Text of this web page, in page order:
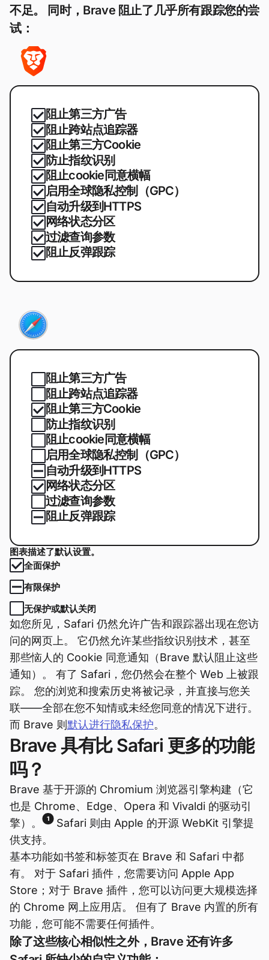
不足。 同时，Brave 阻止了几乎所有跟踪您的尝
试：
阻止第三方广告
阻止跨站点追踪器
阻止第三方Cookie
防止指纹识别
阻止cookie同意横幅
启用全球隐私控制（GPC）
自动升级到HTTPS
网络状态分区
过滤查询参数
阻止反弹跟踪
阻止第三方广告
阻止跨站点追踪器
阻止第三方Cookie
防止指纹识别
阻止cookie同意横幅
启用全球隐私控制（GPC）
自动升级到HTTPS
网络状态分区
过滤查询参数
阻止反弹跟踪
图表描述了默认设置。
全面保护
有限保护
无保护或默认关闭
如您所见，Safari 仍然允许广告和跟踪器出现在您访
问的网页上。 它仍然允许某些指纹识别技术，甚至
那些恼人的 Cookie 同意通知（Brave 默认阻止这些
通知）。 有了 Safari，您仍然会在整个 Web 上被跟
踪。 您的浏览和搜索历史将被记录，并直接与您关
联——全部在您不知情或未经您同意的情况下进行。
而 Brave 则默认进行隐私保护。
Brave 具有比 Safari 更多的功能
吗？
Brave 基于开源的 Chromium 浏览器引擎构建（它
也是 Chrome、Edge、Opera 和 Vivaldi 的驱动引
擎）。
1
Safari 则由 Apple 的开源 WebKit 引擎提
供支持。
基本功能如书签和标签页在 Brave 和 Safari 中都
有。 对于 Safari 插件，您需要访问 Apple App
Store；对于 Brave 插件，您可以访问更大规模选择
的 Chrome 网上应用店。 但有了 Brave 内置的所有
功能，您可能不需要任何插件。
除了这些核心相似性之外，Brave 还有许多